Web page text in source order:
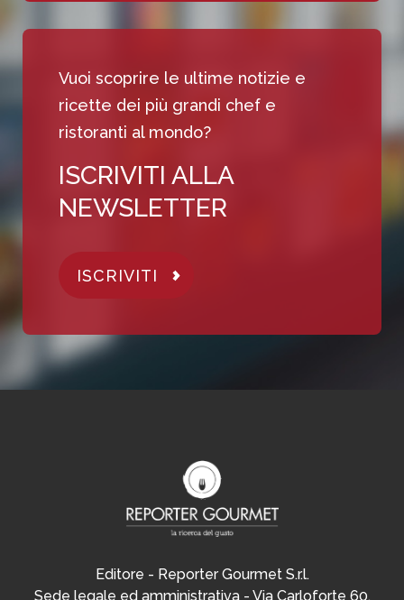
Vuoi scoprire le ultime notizie e
ricette dei più grandi chef e
ristoranti al mondo?
ISCRIVITI ALLA
NEWSLETTER
ISCRIVITI
Editore - Reporter Gourmet S.r.l.
Sede legale ed amministrativa - Via Carloforte 60,